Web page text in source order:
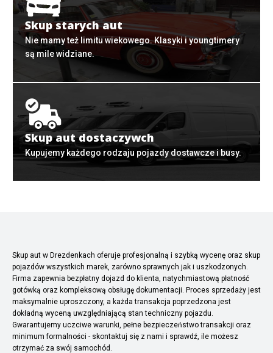
Skup starych aut
Nie mamy też limitu wiekowego. Klasyki i youngtimery
są mile widziane.
Skup aut dostaczywch
Kupujemy każdego rodzaju pojazdy dostawcze i busy.
Skup aut w Drezdenkach oferuje profesjonalną i szybką wycenę oraz skup
pojazdów wszystkich marek, zarówno sprawnych jak i uszkodzonych.
Firma zapewnia bezpłatny dojazd do klienta, natychmiastową płatność
gotówką oraz kompleksową obsługę dokumentacji. Proces sprzedaży jest
maksymalnie uproszczony, a każda transakcja poprzedzona jest
dokładną wyceną uwzględniającą stan techniczny pojazdu.
Gwarantujemy uczciwe warunki, pełne bezpieczeństwo transakcji oraz
minimum formalności - skontaktuj się z nami i sprawdź, ile możesz
otrzymać za swój samochód.